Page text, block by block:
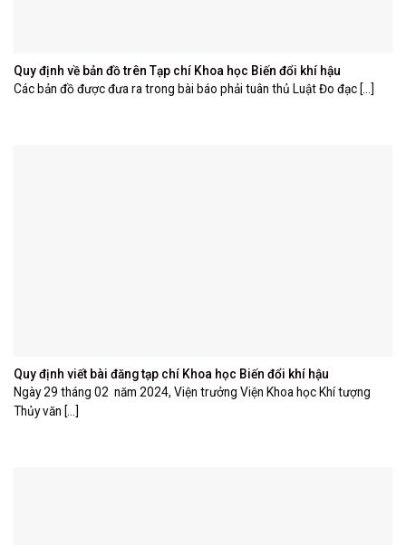
Quy định về bản đồ trên Tạp chí Khoa học Biến đổi khí hậu
Các bản đồ được đưa ra trong bài báo phải tuân thủ Luật Đo đạc [...]
Quy định viết bài đăng tạp chí Khoa học Biến đổi khí hậu
Ngày 29 tháng 02 năm 2024, Viện trưởng Viện Khoa học Khí tượng
Thủy văn [...]